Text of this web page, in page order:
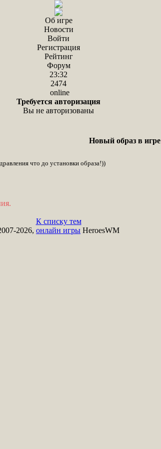
Об игре
Новости
Войти
Регистрация
Рейтинг
Форум
23:32
2474
online
Требуется авторизация
Вы не авторизованы
Новый образ в игре
что до установки образа!))
К списку тем
2026, онлайн игры HeroesWM